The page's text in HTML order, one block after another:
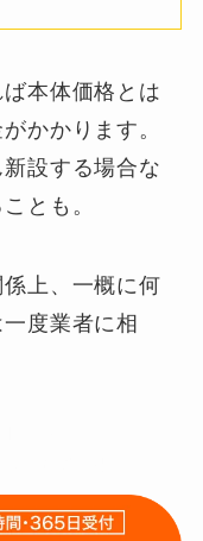
本体価格とは
かかります。
設する場合な
とも。
上、一概に何
度業者に相